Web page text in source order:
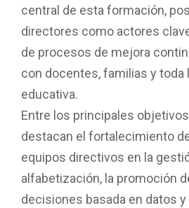
central de esta formación,
directores como actores
de procesos de mejora
con docentes, familias y toda
educativa.
Entre los principales
destacan el fortalecimiento
equipos directivos en la
alfabetización, la promoción
decisiones basada en datos